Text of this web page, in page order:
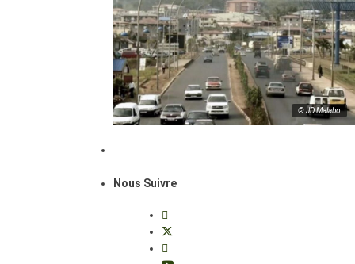
© JD Malabo
Nous Suivre